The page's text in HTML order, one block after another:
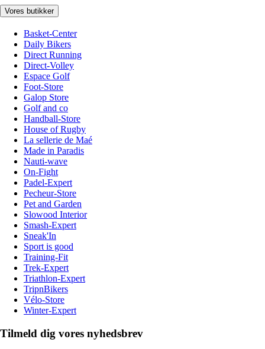
Vores butikker
Basket-Center
Daily Bikers
Direct Running
Direct-Volley
Espace Golf
Foot-Store
Galop Store
Golf and co
Handball-Store
House of Rugby
La sellerie de Maé
Made in Paradis
Nauti-wave
On-Fight
Padel-Expert
Pecheur-Store
Pet and Garden
Slowood Interior
Smash-Expert
Sneak'In
Sport is good
Training-Fit
Trek-Expert
Triathlon-Expert
TripnBikers
Vélo-Store
Winter-Expert
Tilmeld dig vores nyhedsbrev